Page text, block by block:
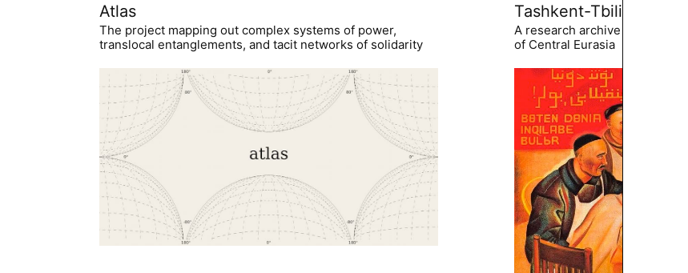
Atlas
The project mapping out complex systems of power,
translocal entanglements, and tacit networks of solidarity
Tashkent-Tbilisi
A research archive of the
of Central Eurasia